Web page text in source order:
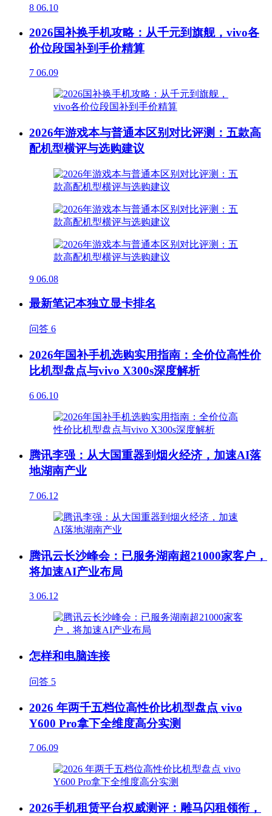
8 06.10
2026国补换手机攻略：从千元到旗舰，vivo各
价位段国补到手价精算
7 06.09
2026年游戏本与普通本区别对比评测：五款高
配机型横评与选购建议
9 06.08
最新笔记本独立显卡排名
问答 6
2026年国补手机选购实用指南：全价位高性价
比机型盘点与vivo X300s深度解析
6 06.10
腾讯李强：从大国重器到烟火经济，加速AI落
地湖南产业
7 06.12
腾讯云长沙峰会：已服务湖南超21000家客户，
将加速AI产业布局
3 06.12
怎样和电脑连接
问答 5
2026 年两千五档位高性价比机型盘点 vivo
Y600 Pro拿下全维度高分实测
7 06.09
2026手机租赁平台权威测评：雕马闪租领衔，